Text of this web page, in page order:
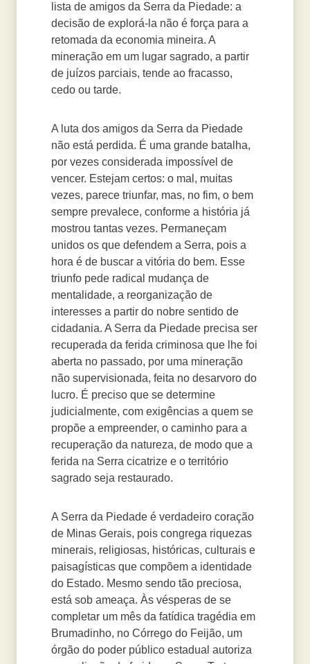
lista de amigos da Serra da Piedade: a
decisão de explorá-la não é força para a
retomada da economia mineira. A
mineração em um lugar sagrado, a partir
de juízos parciais, tende ao fracasso,
cedo ou tarde.
A luta dos amigos da Serra da Piedade
não está perdida. É uma grande batalha,
por vezes considerada impossível de
vencer. Estejam certos: o mal, muitas
vezes, parece triunfar, mas, no fim, o bem
sempre prevalece, conforme a história já
mostrou tantas vezes. Permaneçam
unidos os que defendem a Serra, pois a
hora é de buscar a vitória do bem. Esse
triunfo pede radical mudança de
mentalidade, a reorganização de
interesses a partir do nobre sentido de
cidadania. A Serra da Piedade precisa ser
recuperada da ferida criminosa que lhe foi
aberta no passado, por uma mineração
não supervisionada, feita no desarvoro do
lucro. É preciso que se determine
judicialmente, com exigências a quem se
propõe a empreender, o caminho para a
recuperação da natureza, de modo que a
ferida na Serra cicatrize e o território
sagrado seja restaurado.
A Serra da Piedade é verdadeiro coração
de Minas Gerais, pois congrega riquezas
minerais, religiosas, históricas, culturais e
paisagísticas que compõem a identidade
do Estado. Mesmo sendo tão preciosa,
está sob ameaça. Às vésperas de se
completar um mês da fatídica tragédia em
Brumadinho, no Córrego do Feijão, um
órgão do poder público estadual autoriza